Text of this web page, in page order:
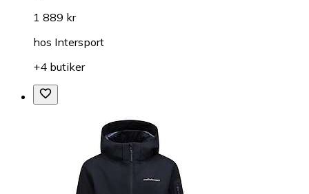
1 889 kr
hos Intersport
+4 butiker